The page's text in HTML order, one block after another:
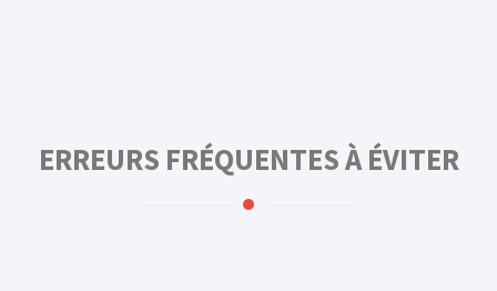
ERREURS FRÉQUENTES À ÉVITER